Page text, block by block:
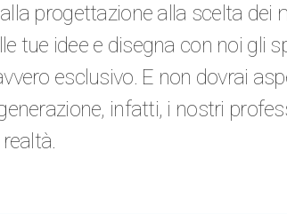
progettazione alla scelta dei
tue idee e disegna con noi gli
esclusivo. E non dovrai
infatti, i nostri